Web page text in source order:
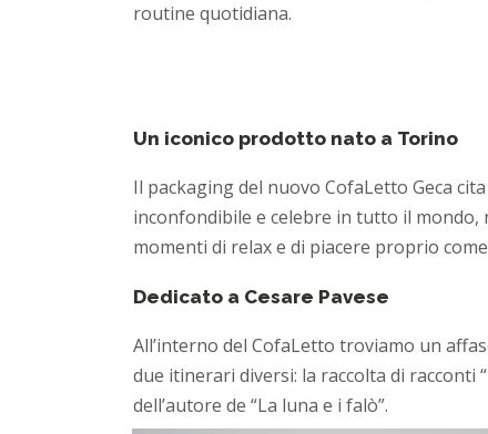
routine quotidiana.
Un iconico prodotto nato a Torino
Il packaging del nuovo CofaLetto Geca
inconfondibile e celebre in tutto il mondo,
momenti di relax e di piacere proprio
Dedicato a Cesare Pavese
All’interno del CofaLetto troviamo un
due itinerari diversi: la raccolta di racconti
dell’autore de “La luna e i falò”.